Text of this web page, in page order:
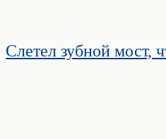
Слетел зубной мост,